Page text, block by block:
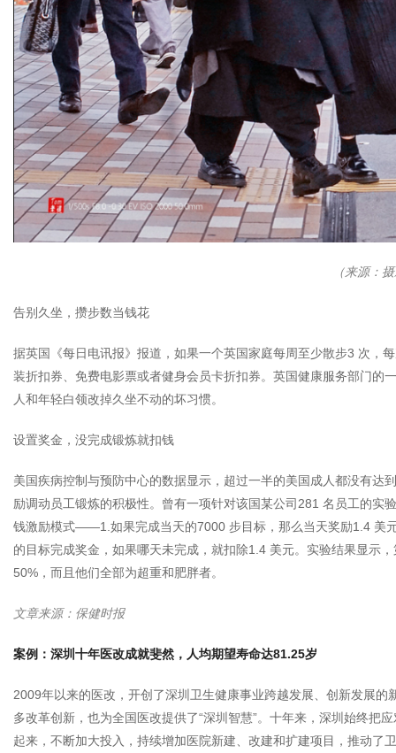
（来源：
告别久坐，攒步数当钱花
据英国《每日电讯报》报道，如果一个英国家庭每周至少散步3 次，
装折扣券、免费电影票或者健身会员卡折扣券。英国健康服务部门的
人和年轻白领改掉久坐不动的坏习惯。
设置奖金，没完成锻炼就扣钱
美国疾病控制与预防中心的数据显示，超过一半的美国成人都没有
励调动员工锻炼的积极性。曾有一项针对该国某公司281 名员工的
钱激励模式——1.如果完成当天的7000 步目标，那么当天奖励1.4 美
的目标完成奖金，如果哪天未完成，就扣除1.4 美元。实验结果显示
50%，而且他们全部为超重和肥胖者。
文章来源：保健时报
案例：深圳十年医改成就斐然，人均期望寿命达81.25岁
2009年以来的医改，开创了深圳卫生健康事业跨越发展、创新发展
多改革创新，也为全国医改提供了“深圳智慧”。十年来，深圳始终把
起来，不断加大投入，持续增加医院新建、改建和扩建项目，推动了